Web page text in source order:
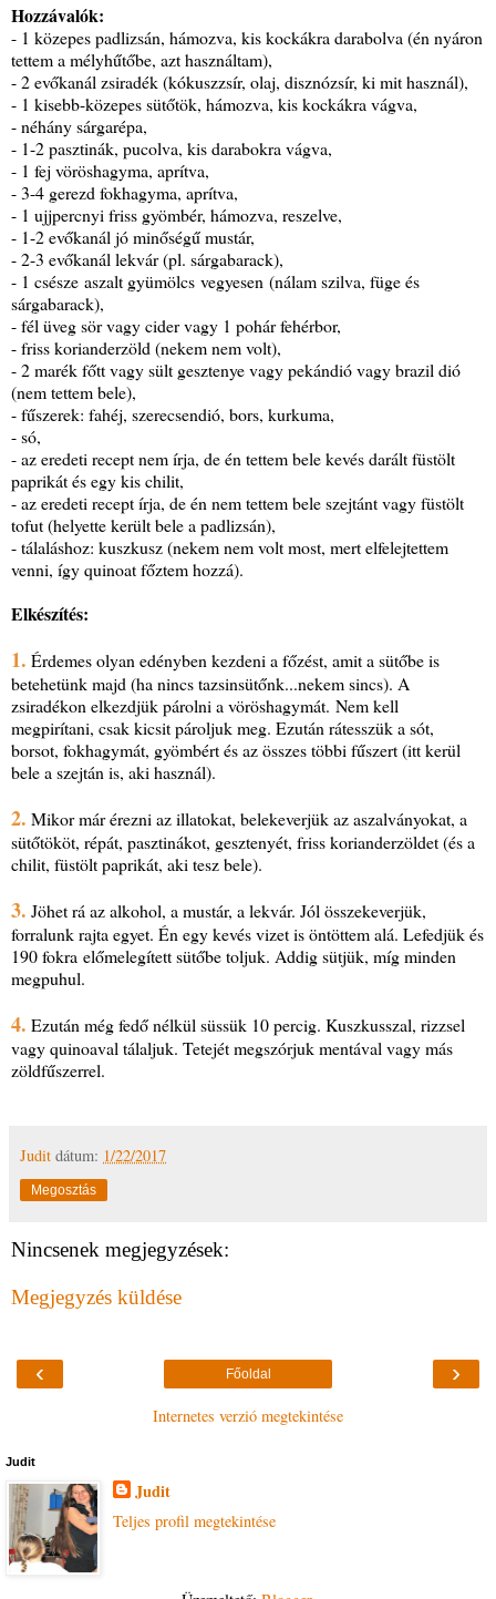
Hozzávalók:
- 1 közepes padlizsán, hámozva, kis kockákra darabolva (én nyáron
tettem a mélyhűtőbe, azt használtam),
- 2 evőkanál zsiradék (kókuszzsír, olaj, disznózsír, ki mit használ),
- 1 kisebb-közepes sütőtök, hámozva, kis kockákra vágva,
- néhány sárgarépa,
- 1-2 pasztinák, pucolva, kis darabokra vágva,
- 1 fej vöröshagyma, aprítva,
- 3-4 gerezd fokhagyma, aprítva,
- 1 ujjpercnyi friss gyömbér, hámozva, reszelve,
- 1-2 evőkanál jó minőségű mustár,
- 2-3 evőkanál lekvár (pl. sárgabarack),
- 1 csésze aszalt gyümölcs vegyesen (nálam szilva, füge és
sárgabarack),
- fél üveg sör vagy cider vagy 1 pohár fehérbor,
- friss korianderzöld (nekem nem volt),
- 2 marék főtt vagy sült gesztenye vagy pekándió vagy brazil dió
(nem tettem bele),
- fűszerek: fahéj, szerecsendió, bors, kurkuma,
- só,
- az eredeti recept nem írja, de én tettem bele kevés darált füstölt
paprikát és egy kis chilit,
- az eredeti recept írja, de én nem tettem bele szejtánt vagy füstölt
tofut (helyette került bele a padlizsán),
- tálaláshoz: kuszkusz (nekem nem volt most, mert elfelejtettem
venni, így quinoat főztem hozzá).
Elkészítés:
1. Érdemes olyan edényben kezdeni a főzést, amit a sütőbe is
betehetünk majd (ha nincs tazsinsütőnk...nekem sincs). A
zsiradékon elkezdjük párolni a vöröshagymát. Nem kell
megpirítani, csak kicsit pároljuk meg. Ezután rátesszük a sót,
borsot, fokhagymát, gyömbért és az összes többi fűszert (itt kerül
bele a szejtán is, aki használ).
2. Mikor már érezni az illatokat, belekeverjük az aszalványokat, a
sütőtököt, répát, pasztinákot, gesztenyét, friss korianderzöldet (és a
chilit, füstölt paprikát, aki tesz bele).
3. Jöhet rá az alkohol, a mustár, a lekvár. Jól összekeverjük,
forralunk rajta egyet. Én egy kevés vizet is öntöttem alá. Lefedjük és
190 fokra előmelegített sütőbe toljuk. Addig sütjük, míg minden
megpuhul.
4. Ezután még fedő nélkül süssük 10 percig. Kuszkusszal, rizzsel
vagy quinoaval tálaljuk. Tetejét megszórjuk mentával vagy más
zöldfűszerrel.
Judit dátum: 1/22/2017
Megosztás
Nincsenek megjegyzések:
Megjegyzés küldése
‹ ›
Főoldal
Internetes verzió megtekintése
Judit
Judit
Teljes profil megtekintése